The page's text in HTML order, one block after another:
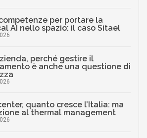
per portare la
AI nello spazio: il caso Sitael
perché gestire il
è anche una questione di
quanto cresce l’Italia: ma
al thermal management